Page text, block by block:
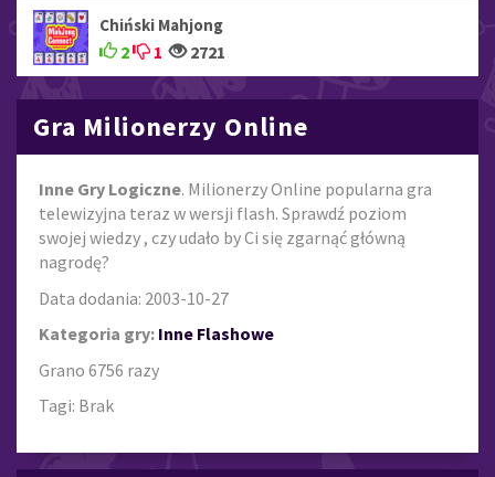
Chiński Mahjong
2 1 2721
Gra Milionerzy Online
Inne Gry Logiczne. Milionerzy Online popularna gra
telewizyjna teraz w wersji flash. Sprawdź poziom
swojej wiedzy , czy udało by Ci się zgarnąć główną
nagrodę?
Data dodania: 2003-10-27
Kategoria gry: Inne Flashowe
Grano 6756 razy
Tagi: Brak